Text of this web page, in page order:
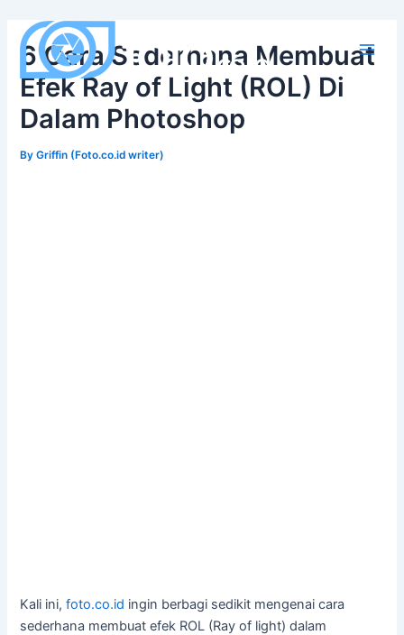
content
Main
6 Cara Sederhana Membuat
Efek Ray of Light (ROL) Di
Dalam Photoshop
ByGriffin (Foto.co.id writer)
Kali ini,foto.co.id ingin berbagi sedikit mengenai cara
sederhana membuat efek ROL (Ray of light) dalam